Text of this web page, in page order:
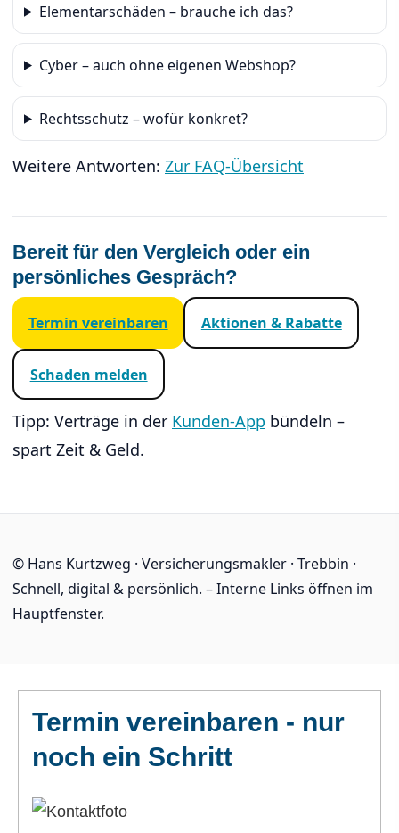
Elementarschäden – brauche ich das?
Cyber – auch ohne eigenen Webshop?
Rechtsschutz – wofür konkret?
Weitere Antworten: Zur FAQ-Übersicht
Bereit für den Vergleich oder ein
persönliches Gespräch?
Termin ver­ein­baren Aktionen & Rabatte
Schaden melden
Tipp: Verträge in der Kunden-App bündeln –
spart Zeit & Geld.
© Hans Kurtzweg · Ver­sicherungs­makler · Trebbin ·
Schnell, digital & persönlich. – Interne Links öffnen im
Hauptfenster.
Termin ver­ein­baren - nur
noch ein Schritt